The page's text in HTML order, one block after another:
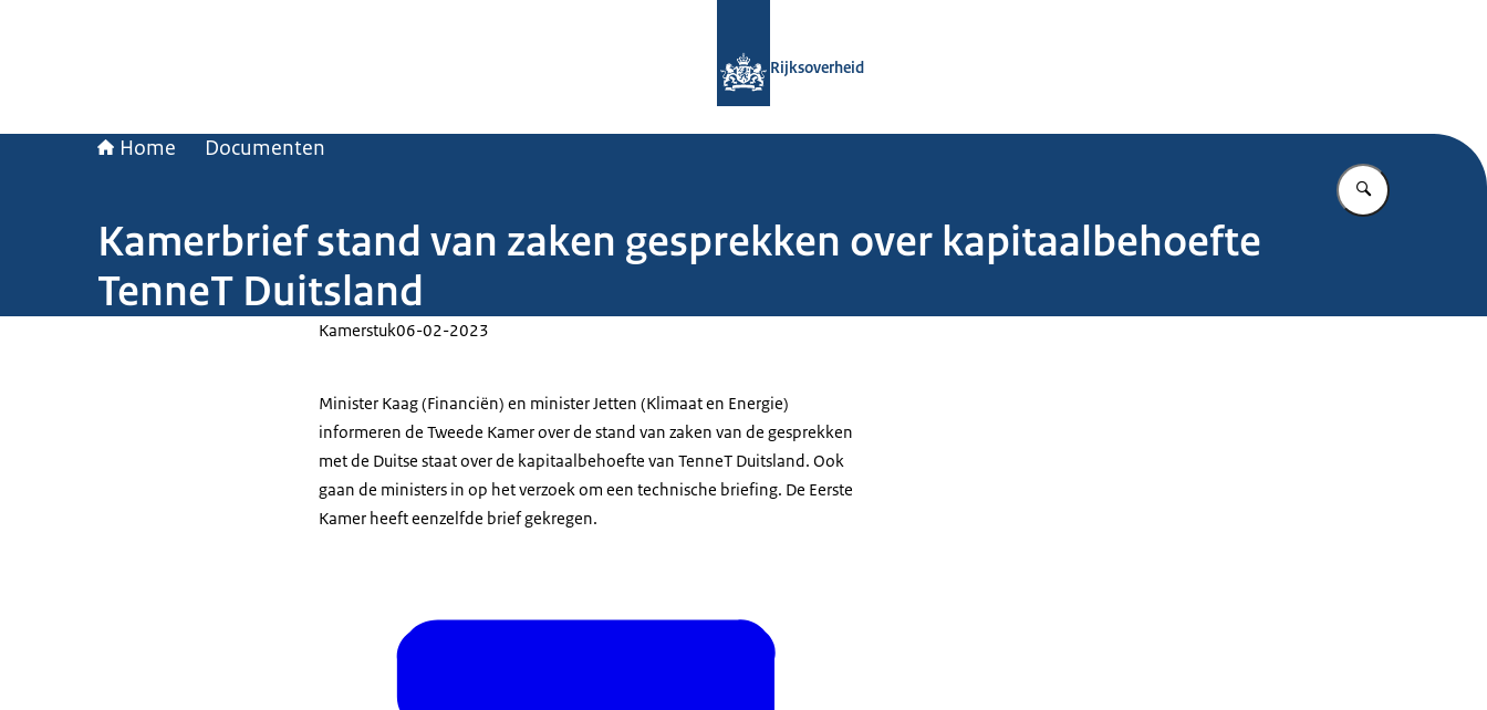
Rijksoverheid
Home Documenten
Vul in wat u
Kamerbrief stand van zaken gesprekken over kapitaalbehoefte
TenneT Duitsland
Kamerstuk06-02-2023
Minister Kaag (Financiën) en minister Jetten (Klimaat en Energie)
informeren de Tweede Kamer over de stand van zaken van de gesprekken
met de Duitse staat over de kapitaalbehoefte van TenneT Duitsland. Ook
gaan de ministers in op het verzoek om een technische briefing. De Eerste
Kamer heeft eenzelfde brief gekregen.